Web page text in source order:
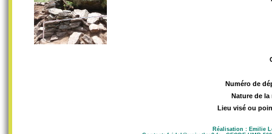
Numéro de
Nature de la
Lieu visé ou
Réalisation : Emilie